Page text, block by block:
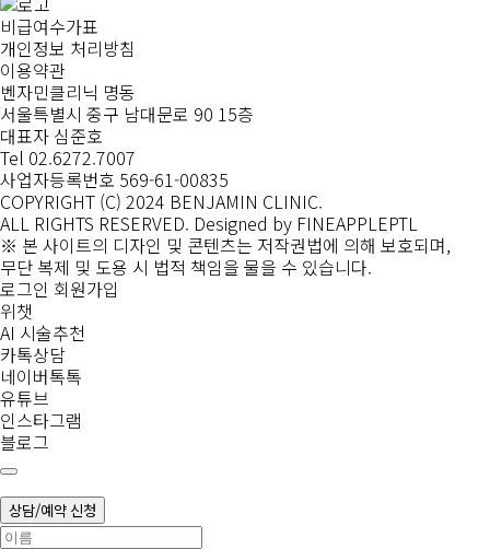
비급여수가표
개인정보 처리방침
이용약관
벤자민클리닉 명동
서울특별시 중구 남대문로 90 15층
대표자 심준호
Tel 02.6272.7007
사업자등록번호 569-61-00835
COPYRIGHT (C) 2024 BENJAMIN CLINIC.
ALL RIGHTS RESERVED. Designed by FINEAPPLEPTL
※ 본 사이트의 디자인 및 콘텐츠는 저작권법에 의해 보호되며,
무단 복제 및 도용 시 법적 책임을 물을 수 있습니다.
로그인 회원가입
위챗
AI 시술추천
카톡상담
네이버톡톡
유튜브
인스타그램
블로그
상담/예약 신청